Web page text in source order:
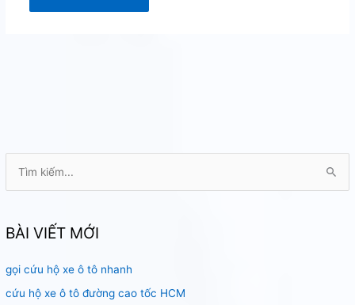
k
ế
m
BÀI VIẾT MỚI
gọi cứu hộ xe ô tô nhanh
cứu hộ xe ô tô đường cao tốc HCM